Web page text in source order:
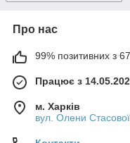
Про нас
99% позитивних з 67
Працює з
м. Харків
вул. Олени